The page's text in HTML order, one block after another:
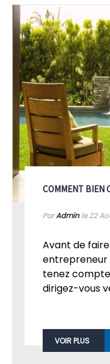
COMMENT BIEN
ParAdminle 22
Avant de
entrepreneur
tenez
dirigez-vous
VOIR PLUS